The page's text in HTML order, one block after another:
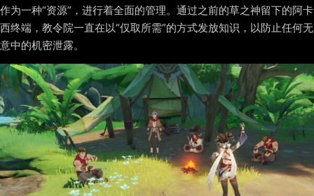
作为一种“资源”，进行着全面的管理。通过之前的草之神留下的阿卡
西终端，教令院一直在以“仅取所需”的方式发放知识，以防止任何无
意中的机密泄露。